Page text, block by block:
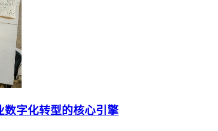
数字化转型的核心引擎